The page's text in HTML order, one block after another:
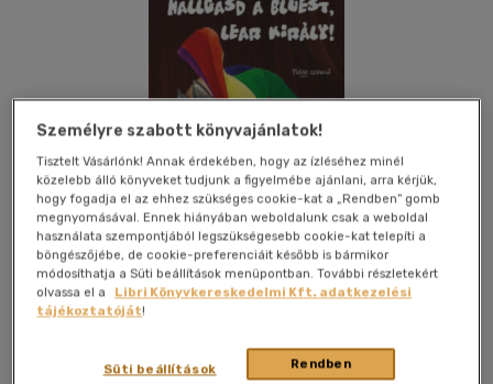
Kívánságlistához adom
Személyre szabott könyvajánlatok!
Tisztelt Vásárlónk! Annak érdekében, hogy az ízléséhez minél
közelebb álló könyveket tudjunk a figyelmébe ajánlani, arra kérjük,
hogy fogadja el az ehhez szükséges cookie-kat a „Rendben” gomb
megnyomásával. Ennek hiányában weboldalunk csak a weboldal
használata szempontjából legszükségesebb cookie-kat telepíti a
böngészőjébe, de cookie-preferenciáit később is bármikor
módosíthatja a Süti beállítások menüpontban. További részletekért
olvassa el a
Libri Könyvkereskedelmi Kft. adatkezelési
tájékoztatóját!
Rendben
Süti beállítások